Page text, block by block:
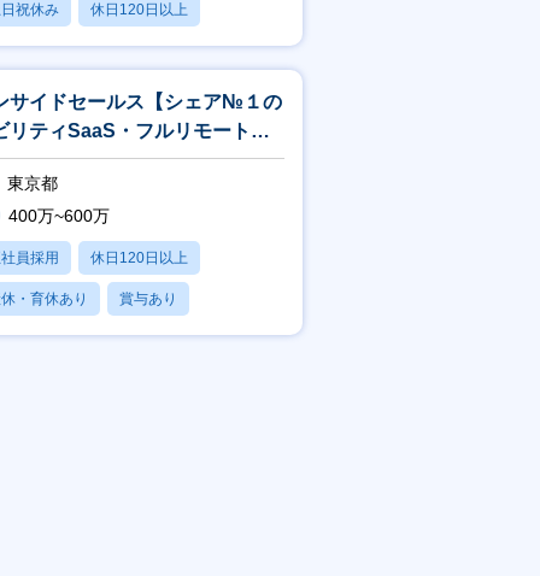
祝休み 休日120日以上
・育休あり
サイドセールス【シェア№１の
リティSaaS・フルリモート
東京都
400万~600万
員採用 休日120日以上
・育休あり 賞与あり
ママ社員活躍中